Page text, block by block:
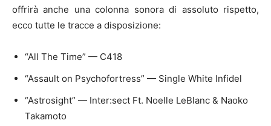
offrirà anche una colonna sonora di assoluto rispetto,
ecco tutte le tracce a disposizione:
“All The Time” — C418
“Assault on Psychofortress” — Single White Infidel
“Astrosight” — Inter:sect Ft. Noelle LeBlanc & Naoko
Takamoto